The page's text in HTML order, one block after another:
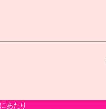
あたり